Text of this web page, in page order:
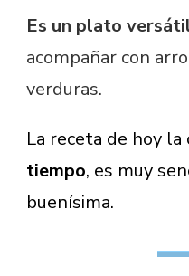
Es un plato
acompañar con
verduras.
La receta de hoy la
tiempo, es muy
buenísima.